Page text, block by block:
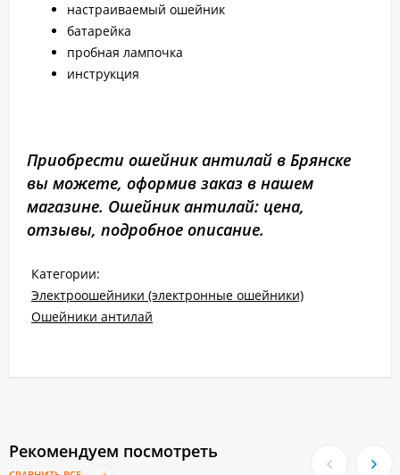
настраиваемый ошейник
батарейка
пробная лампочка
инструкция
Приобрести ошейник антилай в Брянске
вы можете, оформив заказ в нашем
магазине. Ошейник антилай: цена,
отзывы, подробное описание.
Категории:
Электроошейники (электронные ошейники)
Ошейники антилай
Рекомендуем посмотреть